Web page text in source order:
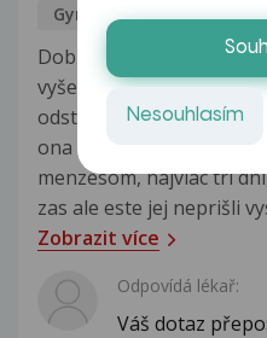
Gynekologie Maria
Dobry den, pred
vyšetrenie a zistili jej
odstránení jej prišli
ona začne hocikedy
menzesom, najviac tri
zas ale este jej neprišli
Zobrazit více
Odpovídá lékař:
Váš dotaz
Nesouhlasím